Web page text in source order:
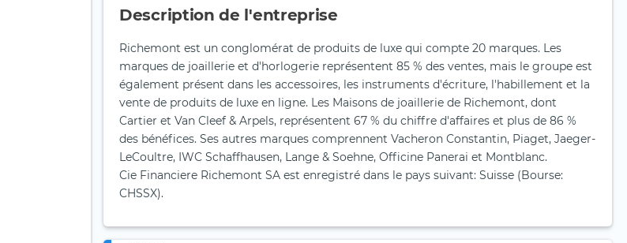
Description de l'entreprise
Richemont est un conglomérat de produits de luxe qui compte 20 marques. Les
marques de joaillerie et d'horlogerie représentent 85 % des ventes, mais le groupe est
également présent dans les accessoires, les instruments d'écriture, l'habillement et la
vente de produits de luxe en ligne. Les Maisons de joaillerie de Richemont, dont
Cartier et Van Cleef & Arpels, représentent 67 % du chiffre d'affaires et plus de 86 %
des bénéfices. Ses autres marques comprennent Vacheron Constantin, Piaget, Jaeger-
LeCoultre, IWC Schaffhausen, Lange & Soehne, Officine Panerai et Montblanc.
Cie Financiere Richemont SA est enregistré dans le pays suivant: Suisse (Bourse:
CHSSX).